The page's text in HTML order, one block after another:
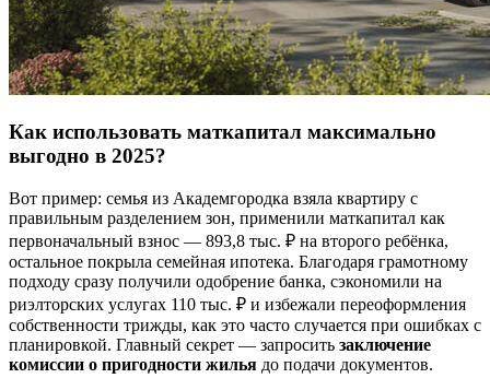
Как использовать маткапитал максимально
выгодно в 2025?
Вот пример: семья из Академгородка взяла квартиру с
правильным разделением зон, применили маткапитал как
первоначальный взнос — 893,8 тыс. ₽ на второго ребёнка,
остальное покрыла семейная ипотека. Благодаря грамотному
подходу сразу получили одобрение банка, сэкономили на
риэлторских услугах 110 тыс. ₽ и избежали переоформления
собственности трижды, как это часто случается при ошибках с
планировкой. Главный секрет — запросить заключение
комиссии о пригодности жилья до подачи документов.